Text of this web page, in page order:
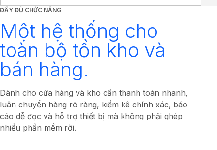
ĐẦY ĐỦ CHỨC NĂNG
Một hệ thống cho
toàn bộ tồn kho và
bán hàng.
Dành cho cửa hàng và kho cần thanh toán nhanh,
luân chuyển hàng rõ ràng, kiểm kê chính xác, báo
cáo dễ đọc và hỗ trợ thiết bị mà không phải ghép
nhiều phần mềm rời.